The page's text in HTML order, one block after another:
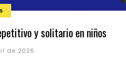
y solitario en niños
de 2026